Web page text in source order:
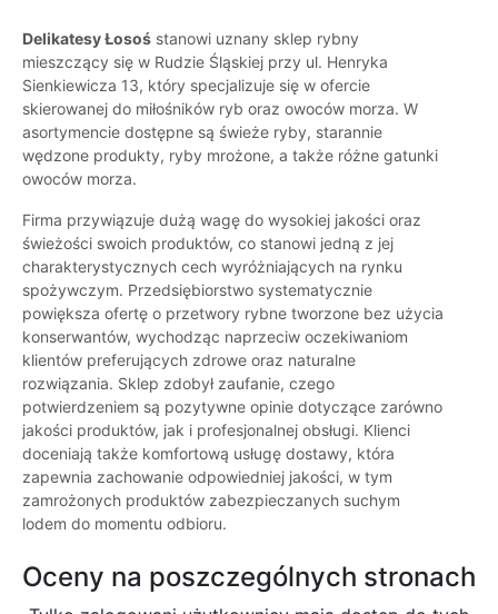
Delikatesy Łosoś stanowi uznany sklep rybny
mieszczący się w Rudzie Śląskiej przy ul. Henryka
Sienkiewicza 13, który specjalizuje się w ofercie
skierowanej do miłośników ryb oraz owoców morza. W
asortymencie dostępne są świeże ryby, starannie
wędzone produkty, ryby mrożone, a także różne gatunki
owoców morza.
Firma przywiązuje dużą wagę do wysokiej jakości oraz
świeżości swoich produktów, co stanowi jedną z jej
charakterystycznych cech wyróżniających na rynku
spożywczym. Przedsiębiorstwo systematycznie
powiększa ofertę o przetwory rybne tworzone bez użycia
konserwantów, wychodząc naprzeciw oczekiwaniom
klientów preferujących zdrowe oraz naturalne
rozwiązania. Sklep zdobył zaufanie, czego
potwierdzeniem są pozytywne opinie dotyczące zarówno
jakości produktów, jak i profesjonalnej obsługi. Klienci
doceniają także komfortową usługę dostawy, która
zapewnia zachowanie odpowiedniej jakości, w tym
zamrożonych produktów zabezpieczanych suchym
lodem do momentu odbioru.
Oceny na poszczególnych stronach